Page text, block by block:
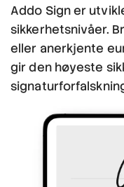
Addo Sign er
sikkerhetsnivåer.
eller anerkjente
gir den høyeste